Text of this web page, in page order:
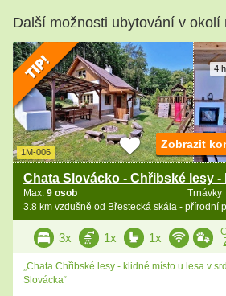
Další možnosti ubytování v
4
1M-006
Trnávky
Max. 9 osob
3.8 km vzdušně od Břestecká skála - přírodní
Zobrazit
3x 1x 1x
„Chata Chřibské lesy - klidné místo u lesa v
Slovácka“